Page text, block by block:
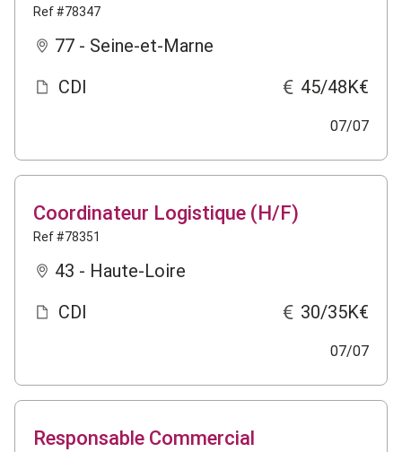
Ref #78347
77 - Seine-et-Marne
CDI
45/48K€
07/07
Coordinateur Logistique (H/F)
Ref #78351
43 - Haute-Loire
CDI
30/35K€
07/07
Responsable Commercial